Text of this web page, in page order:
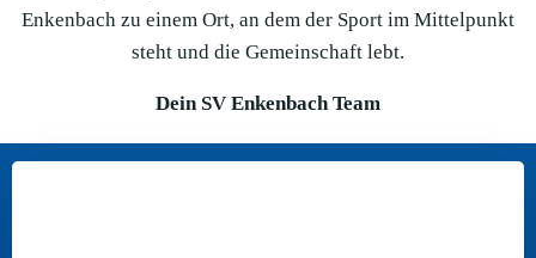
Enkenbach zu einem Ort, an dem der Sport im Mittelpunkt
steht und die Gemeinschaft lebt.
Dein SV Enkenbach Team